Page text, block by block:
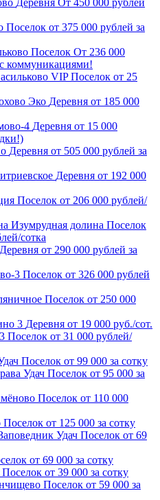
Деревня От 450 000 рублей
Поселок от 375 000 рублей за
Поселок От 236 000
коммуникациями!
VIP Поселок от 25
Эко Деревня от 185 000
4 Деревня от 15 000
Деревня от 505 000 рублей за
Деревня от 192 000
Поселок от 206 000 рублей/
Изумрудная долина Поселок
сотка
Деревня от 290 000 рублей за
3 Поселок от 326 000 рублей
Поселок от 250 000
3 Деревня от 19 000 руб./сот.
Поселок от 31 000 рублей/
Поселок от 99 000 за сотку
Удач Поселок от 95 000 за
Поселок от 110 000
Поселок от 125 000 за сотку
Удач Поселок от 69
от 69 000 за сотку
Поселок от 39 000 за сотку
Поселок от 59 000 за